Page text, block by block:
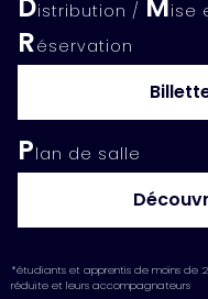
Distribution / Mise
Réservation
Plan de salle
*étudiants et apprentis de moins de
réduite et leurs accompagnateurs